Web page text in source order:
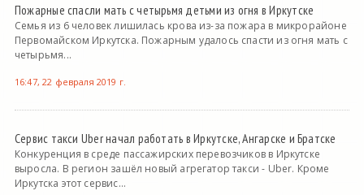
Пожарные спасли мать с четырьмя детьми из огня в Иркутске
Семья из 6 человек лишилась крова из-за пожара в микрорайоне
Первомайском Иркутска. Пожарным удалось спасти из огня мать с
четырьмя...
16:47, 22 февраля 2019 г.
Сервис такси Uber начал работать в Иркутске, Ангарске и Братске
Конкуренция в среде пассажирских перевозчиков в Иркутске
выросла. В регион зашёл новый агрегатор такси - Uber. Кроме
Иркутска этот сервис...